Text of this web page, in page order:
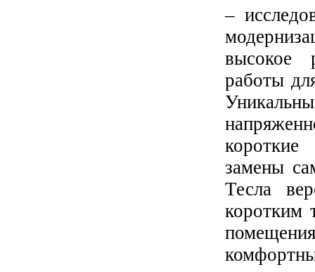
–
высокое
работы
замены
Тесла
коротким